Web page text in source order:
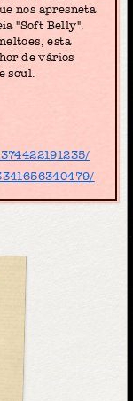
nos apresneta
"Soft Belly".
esta
de vários
soul.